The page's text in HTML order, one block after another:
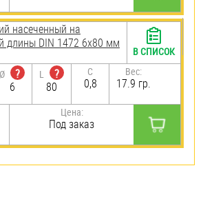
насеченный на
длины DIN 1472 6х80 мм
Ø
?
6
L
?
80
C
0,8
Вес:
17.9 гр.
Цена:
Под заказ
В СПИСОК